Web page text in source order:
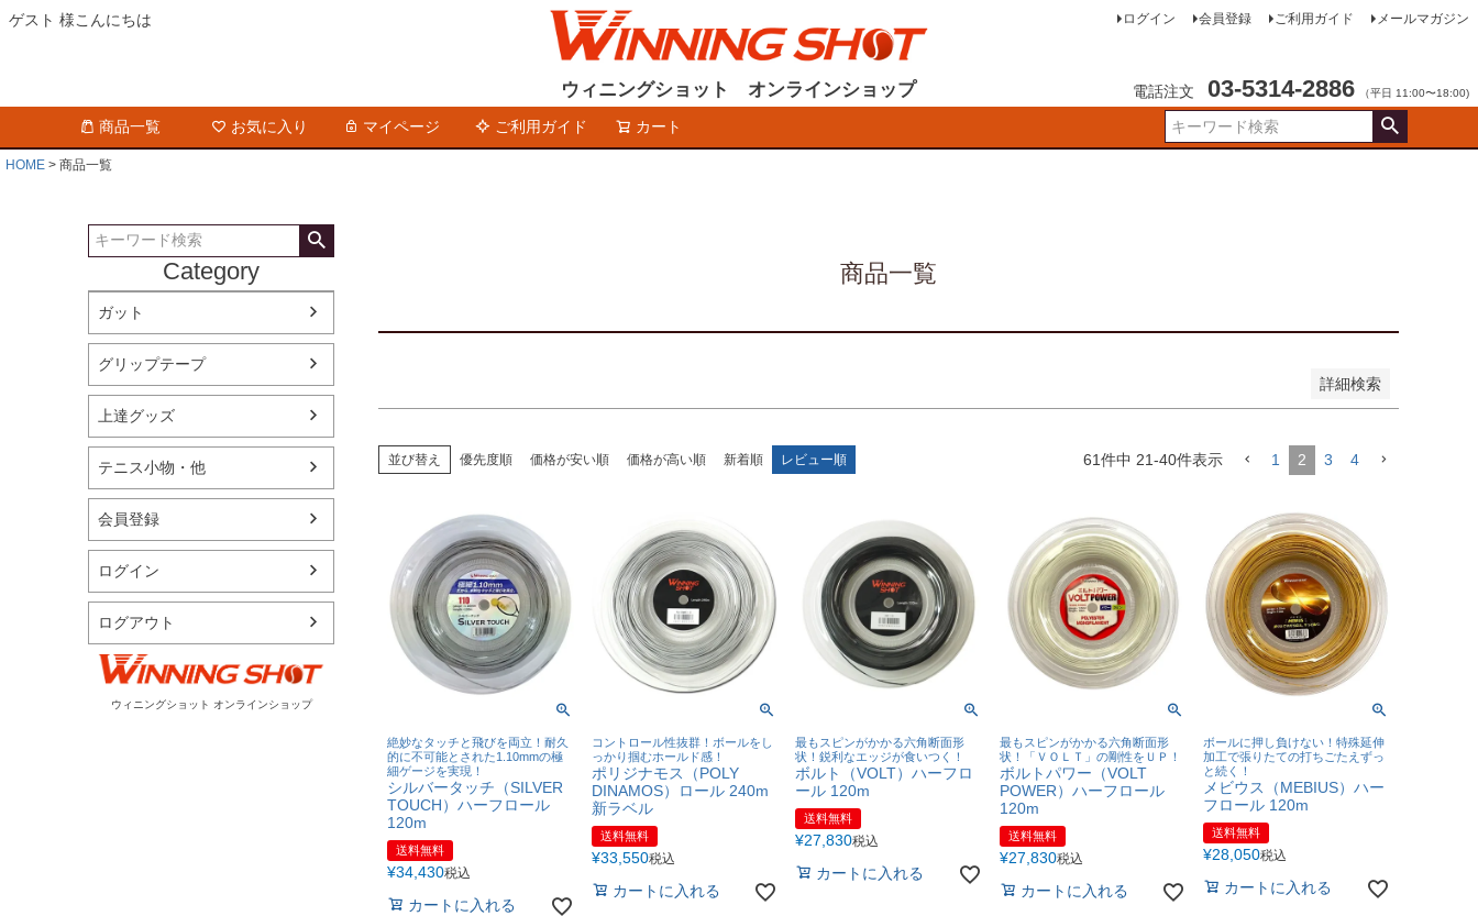
ゲスト 様こんにちは
ウィニングショット オンラインショップ
ログイン 会員登録 ご利用ガイド メールマガジン
電話注文 03-5314-2886 （平日 11:00〜18:00)
商品一覧 お気に入り マイページ ご利用ガイド カート
HOME 商品一覧
Category
ガット
グリップテープ
上達グッズ
テニス小物・他
会員登録
ログイン
ログアウト
ウィニングショット オンラインショップ
商品一覧
詳細検索
再入荷 翌日発送
サイズ
指定なし
S M 22.5cm 23.0cm
バンドル販売
検索
並び替え 優先度順 価格が安い順 価格が高い順 新着順 レビュー順 61件中 21-40件表示 1 2 3 4
絶妙なタッチと飛びを両立！耐久
的に不可能とされた1.10mmの極
細ゲージを実現！
シルバータッチ（SILVER
TOUCH）ハーフロール
120m
送料無料
¥34,430税込
カートに入れる
コントロール性抜群！ボールをし
っかり掴むホールド感！
ポリジナモス（POLY
DINAMOS）ロール 240m
新ラベル
送料無料
¥33,550税込
カートに入れる
最もスピンがかかる六角断面形
状！鋭利なエッジが食いつく！
ボルト（VOLT）ハーフロ
ール 120m
送料無料
¥27,830税込
カートに入れる
最もスピンがかかる六角断面形
状！「ＶＯＬＴ」の剛性をＵＰ！
ボルトパワー（VOLT
POWER）ハーフロール
120m
送料無料
¥27,830税込
カートに入れる
ボールに押し負けない！特殊延伸
加工で張りたての打ちごたえずっ
と続く！
メビウス（MEBIUS）ハー
フロール 120m
送料無料
¥28,050税込
カートに入れる